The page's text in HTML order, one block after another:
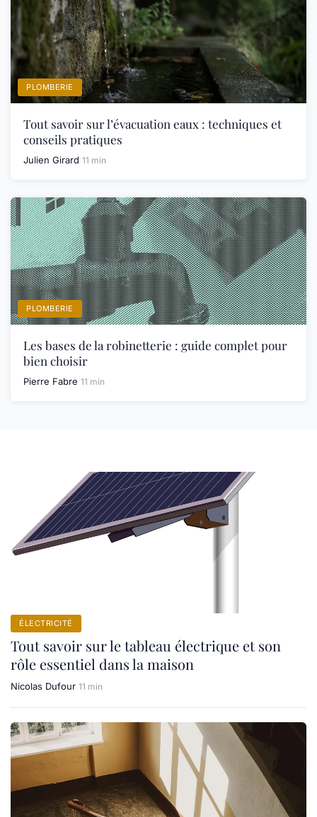
PLOMBERIE
Tout savoir sur l’évacuation eaux : techniques et
conseils pratiques
Julien Girard 11 min
PLOMBERIE
Les bases de la robinetterie : guide complet pour
bien choisir
Pierre Fabre 11 min
ÉLECTRICITÉ
Tout savoir sur le tableau électrique et son
rôle essentiel dans la maison
Nicolas Dufour 11 min